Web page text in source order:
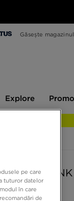
Găsește magazinul
Explore
U
pe care
tuturor datelor
în care
de